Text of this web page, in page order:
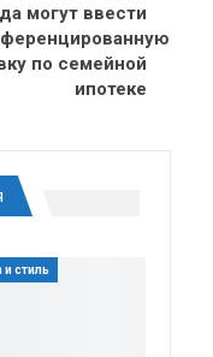
могут ввести
по семейной
ипотеке
стиль